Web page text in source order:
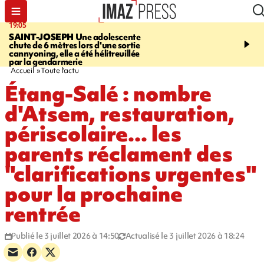
19:05
SAINT-JOSEPH Une adolescente
chute de 6 mètres lors d'une sortie
cannyoning, elle a été hélitreuillée
par la gendarmerie
20:44
rouée de coups,
Accueil Toute l'actu
Étang-Salé : nombre
d'Atsem, restauration,
périscolaire... les
parents réclament des
"clarifications urgentes"
pour la prochaine
rentrée
Publié le 3 juillet 2026 à 14:50 Actualisé le 3 juillet 2026 à 18:24